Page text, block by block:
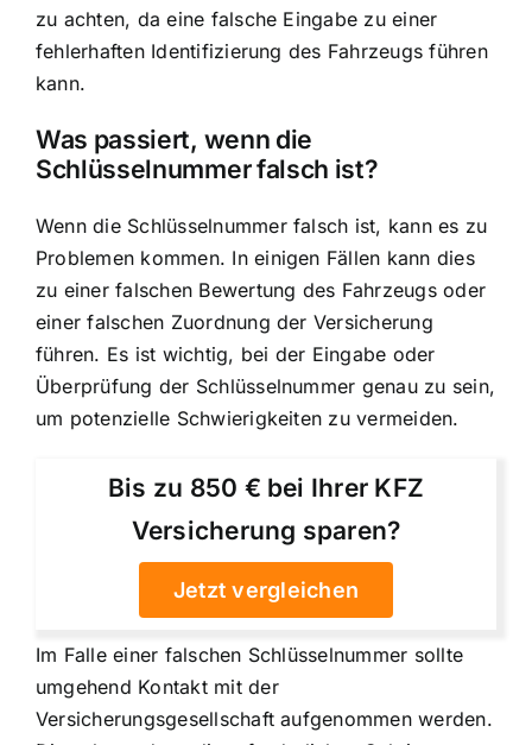
zu achten, da eine falsche Eingabe zu einer
fehlerhaften Identifizierung des Fahrzeugs führen
kann.
Was passiert, wenn die
Schlüsselnummer falsch ist?
Wenn die Schlüsselnummer falsch ist, kann es zu
Problemen kommen. In einigen Fällen kann dies
zu einer falschen Bewertung des Fahrzeugs oder
einer falschen Zuordnung der Versicherung
führen. Es ist wichtig, bei der Eingabe oder
Überprüfung der Schlüsselnummer genau zu sein,
um potenzielle Schwierigkeiten zu vermeiden.
Bis zu 850 € bei Ihrer KFZ
Versicherung sparen?
Jetzt vergleichen
Im Falle einer falschen Schlüsselnummer sollte
umgehend Kontakt mit der
Versicherungsgesellschaft aufgenommen werden.